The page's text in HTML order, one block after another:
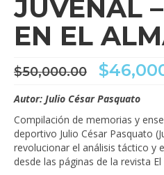
JUVENAL
EN EL
$50,000.00 El
precio
original
era:
$
Autor: Julio César Pasquato
Compilación de memorias y
deportivo Julio César Pasquato
revolucionar el análisis táctico y
desde las páginas de la revista El